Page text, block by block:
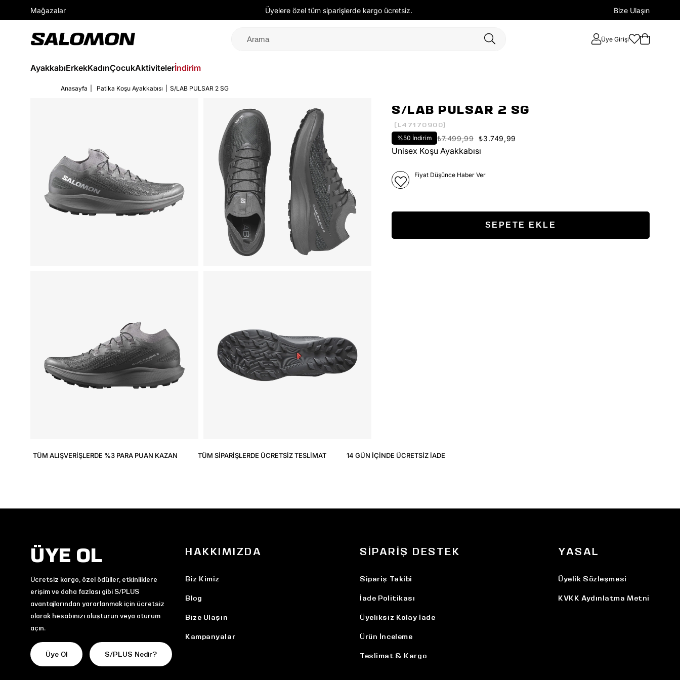
Mağazalar Üyelere özel tüm siparişlerde kargo ücretsiz. Bize Ulaşın
Üye Girişi
AyakkabıErkekKadınÇocukAktivitelerİndirim
Anasayfa Patika Koşu Ayakkabısı S/LAB PULSAR 2 SG
S/LAB PULSAR 2 SG
(L47170900)
%50 İndirim ₺7.499,99 ₺3.749,99
Unisex Koşu Ayakkabısı
Fiyat Düşünce Haber Ver
TÜM ALIŞVERIŞLERDE %3 PARA PUAN KAZAN TÜM SIPARIŞLERDE ÜCRETSIZ TESLIMAT 14 GÜN IÇINDE ÜCRETSIZ IADE
ÜYE OL
Ücretsiz kargo, özel ödüller, etkinliklere
erişim ve daha fazlası gibi S/PLUS
avantajlarından yararlanmak için ücretsiz
olarak hesabınızı oluşturun veya oturum
açın.
Üye Ol S/PLUS Nedir?
HAKKIMIZDA
Biz Kimiz
Blog
Bize Ulaşın
Kampanyalar
SIPARIŞ DESTEK
Sipariş Takibi
İade Politikası
Üyeliksiz Kolay İade
Ürün İnceleme
Teslimat & Kargo
YASAL
Üyelik Sözleşmesi
KVKK Aydınlatma Metni